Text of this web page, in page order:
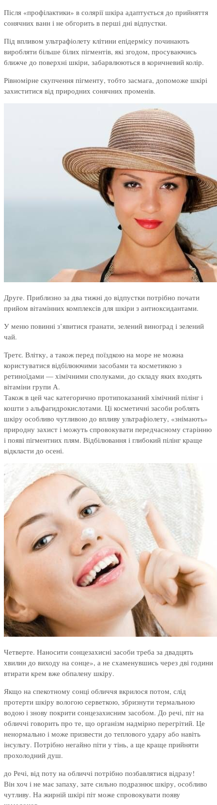
Після «профілактики» в солярії шкіра адаптується до прийняття
сонячних ванн і не обгорить в перші дні відпустки.
Під впливом ультрафіолету клітини епідермісу починають
виробляти більше білих пігментів, які згодом, просуваючись
ближче до поверхні шкіри, забарвлюються в коричневий колір.
Рівномірне скупчення пігменту, тобто засмага, допоможе шкірі
захиститися від природних сонячних променів.
Друге. Приблизно за два тижні до відпустки потрібно почати
прийом вітамінних комплексів для шкіри з антиоксидантами.
У меню повинні з’явитися гранати, зелений виноград і зелений
чай.
Третє. Влітку, а також перед поїздкою на море не можна
користуватися відбілюючими засобами та косметикою з
ретиноїдами — хімічними сполуками, до складу яких входять
вітаміни групи А.
Також в цей час категорично протипоказаний хімічний пілінг і
кошти з альфагидрокислотами. Ці косметичні засоби роблять
шкіру особливо чутливою до впливу ультрафіолету, «знімають»
природну захист і можуть спровокувати передчасному старінню
і появі пігментних плям. Відбілювання і глибокий пілінг краще
відкласти до осені.
Четверте. Наносити сонцезахисні засоби треба за двадцять
хвилин до виходу на сонце», а не схаменувшись через дві години
втирати крем вже обпалену шкіру.
Якщо на спекотному сонці обличчя вкрилося потом, слід
протерти шкіру вологою серветкою, збризнути термальною
водою і знову покрити сонцезахисним засобом. До речі, піт на
обличчі говорить про те, що організм надмірно перегрітий. Це
ненормально і може призвести до теплового удару або навіть
інсульту. Потрібно негайно піти у тінь, а ще краще прийняти
прохолодний душ.
до Речі, від поту на обличчі потрібно позбавлятися відразу!
Він хоч і не має запаху, зате сильно подразнює шкіру, особливо
чутливу. На жирній шкірі піт може спровокувати появу